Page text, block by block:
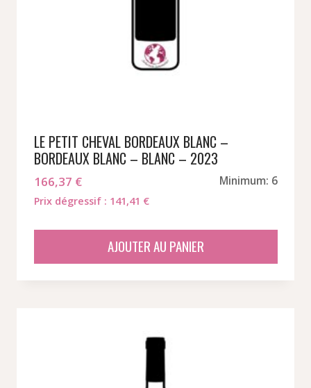
LE PETIT CHEVAL BORDEAUX BLANC –
BORDEAUX BLANC – BLANC – 2023
166,37 € Minimum: 6
Prix dégressif : 141,41 €
AJOUTER AU PANIER